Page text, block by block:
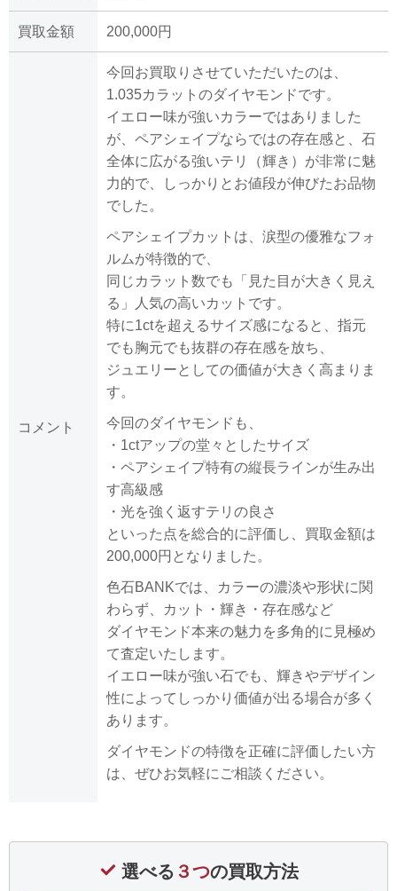
買取金額 200,000円
コメント
今回お買取りさせていただいたのは、
1.035カラットのダイヤモンドです。
イエロー味が強いカラーではありました
が、ペアシェイプならではの存在感と、石
全体に広がる強いテリ（輝き）が非常に魅
力的で、しっかりとお値段が伸びたお品物
でした。
ペアシェイプカットは、涙型の優雅なフォ
ルムが特徴的で、
同じカラット数でも「見た目が大きく見え
る」人気の高いカットです。
特に1ctを超えるサイズ感になると、指元
でも胸元でも抜群の存在感を放ち、
ジュエリーとしての価値が大きく高まりま
す。
今回のダイヤモンドも、
・1ctアップの堂々としたサイズ
・ペアシェイプ特有の縦長ラインが生み出
す高級感
・光を強く返すテリの良さ
といった点を総合的に評価し、買取金額は
200,000円となりました。
色石BANKでは、カラーの濃淡や形状に関
わらず、カット・輝き・存在感など
ダイヤモンド本来の魅力を多角的に見極め
て査定いたします。
イエロー味が強い石でも、輝きやデザイン
性によってしっかり価値が出る場合が多く
あります。
ダイヤモンドの特徴を正確に評価したい方
は、ぜひお気軽にご相談ください。
選べる ３つの買取方法